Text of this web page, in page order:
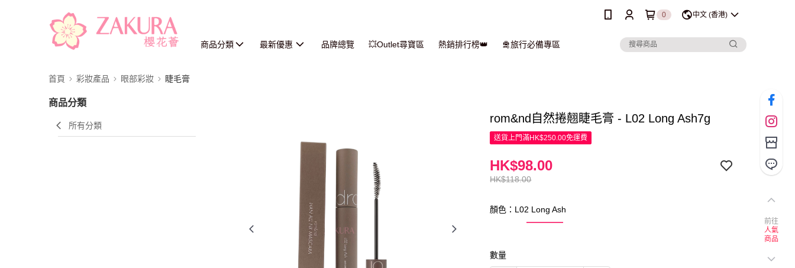
0 中文 (香港)
商品分類 最新優惠 品牌總覽 💥Outlet尋寶區 熱銷排行榜👑 🛅旅行必備專區
首頁 彩妝產品 眼部彩妝 睫毛膏
商品分類
所有分類
rom&nd自然捲翹睫毛膏 - L02 Long Ash7g
送貨上門滿HK$250.00免運費
HK$118.00
HK$98.00
顏色：L02 Long Ash
數量
前往
人氣
商品